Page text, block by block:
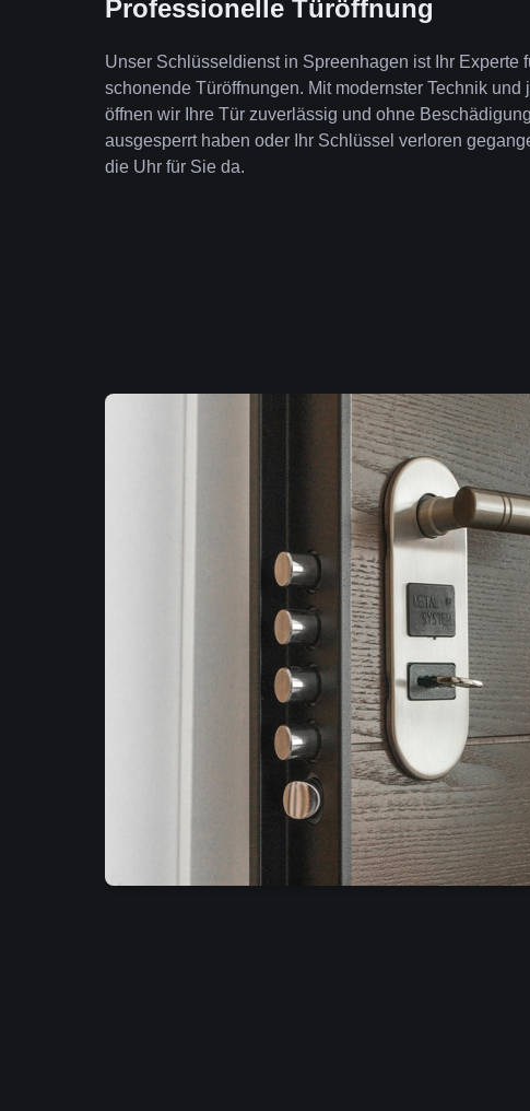
Professionelle Türöffnung
Unser Schlüsseldienst in Spreenhagen ist Ihr Experte
schonende Türöffnungen. Mit modernster Technik und
öffnen wir Ihre Tür zuverlässig und ohne
ausgesperrt haben oder Ihr Schlüssel verloren
die Uhr für Sie da.